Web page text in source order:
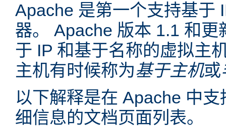
Apache 是第一个支持基于
器。 Apache 版本 1.1 和
于 IP 和基于名称的虚拟主
主机有时候称为基于主机或
以下解释是在 Apache 中
细信息的文档页面列表。